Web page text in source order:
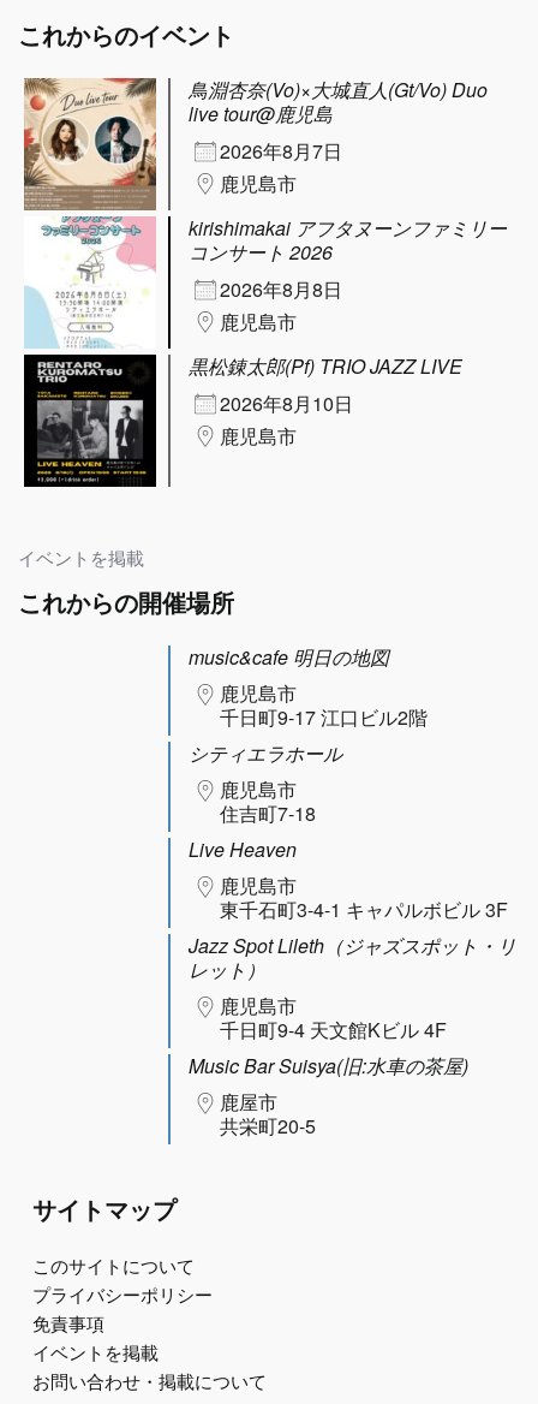
これからのイベント
鳥淵杏奈(Vo)×大城直人(Gt/Vo) Duo
live tour@鹿児島
2026年8月7日
鹿児島市
kirishimakai アフタヌーンファミリー
コンサート 2026
2026年8月8日
鹿児島市
黒松錬太郎(Pf) TRIO JAZZ LIVE
2026年8月10日
鹿児島市
イベントを掲載
これからの開催場所
music&cafe 明日の地図
鹿児島市
千日町9-17 江口ビル2階
シティエラホール
鹿児島市
住吉町7-18
Live Heaven
鹿児島市
東千石町3-4-1 キャパルボビル 3F
Jazz Spot Lileth（ジャズスポット・リ
レット）
鹿児島市
千日町9-4 天文館Kビル 4F
Music Bar Suisya(旧:水車の茶屋)
鹿屋市
共栄町20-5
サイトマップ
このサイトについて
プライバシーポリシー
免責事項
イベントを掲載
お問い合わせ・掲載について